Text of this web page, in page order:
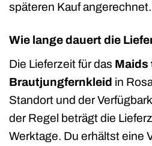
späteren Kauf angerechnet.
Wie lange dauert die
Die Lieferzeit für das Maids
Brautjungfernkleid in
Standort und der
der Regel beträgt die
Werktage. Du erhältst eine